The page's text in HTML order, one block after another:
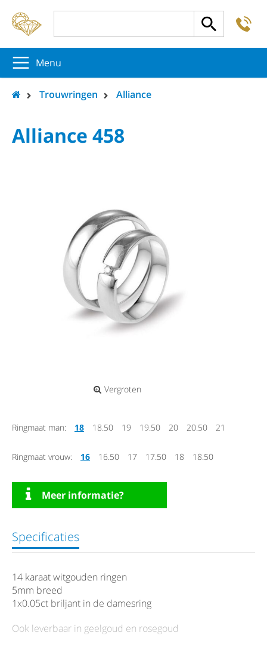
Menu
Trouwringen Alliance
Alliance 458
Vergroten
Ringmaat man: 18 18.50 19 19.50 20 20.50 21
Ringmaat vrouw: 16 16.50 17 17.50 18 18.50
Meer informatie?
Specificaties
14 karaat witgouden ringen
5mm breed
1x0.05ct briljant in de damesring
Ook leverbaar in geelgoud en rosegoud